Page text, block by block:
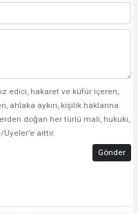
edici, hakaret ve küfür içeren,
ahlaka aykırı, kişilik haklarına
doğan her türlü mali, hukuki,
aittir.
Gönder